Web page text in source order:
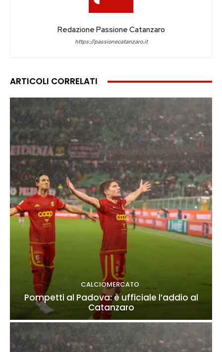
Redazione Passione Catanzaro
https://passionecatanzaro.it
ARTICOLI CORRELATI
CALCIOMERCATO
Pompetti al Padova: è ufficiale l’addio al
Catanzaro